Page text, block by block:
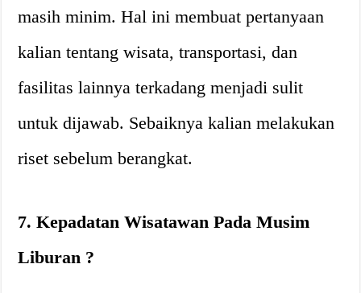
masih minim. Hal ini membuat pertanyaan
kalian tentang wisata, transportasi, dan
fasilitas lainnya terkadang menjadi sulit
untuk dijawab. Sebaiknya kalian melakukan
riset sebelum berangkat.
7. Kepadatan Wisatawan Pada Musim
Liburan ?